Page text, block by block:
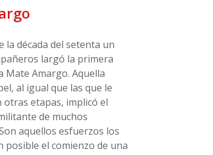
la década del setenta un
largó la primera
Mate Amargo. Aquella
al igual que las que le
otras etapas, implicó el
de muchos
aquellos esfuerzos los
posible el comienzo de una